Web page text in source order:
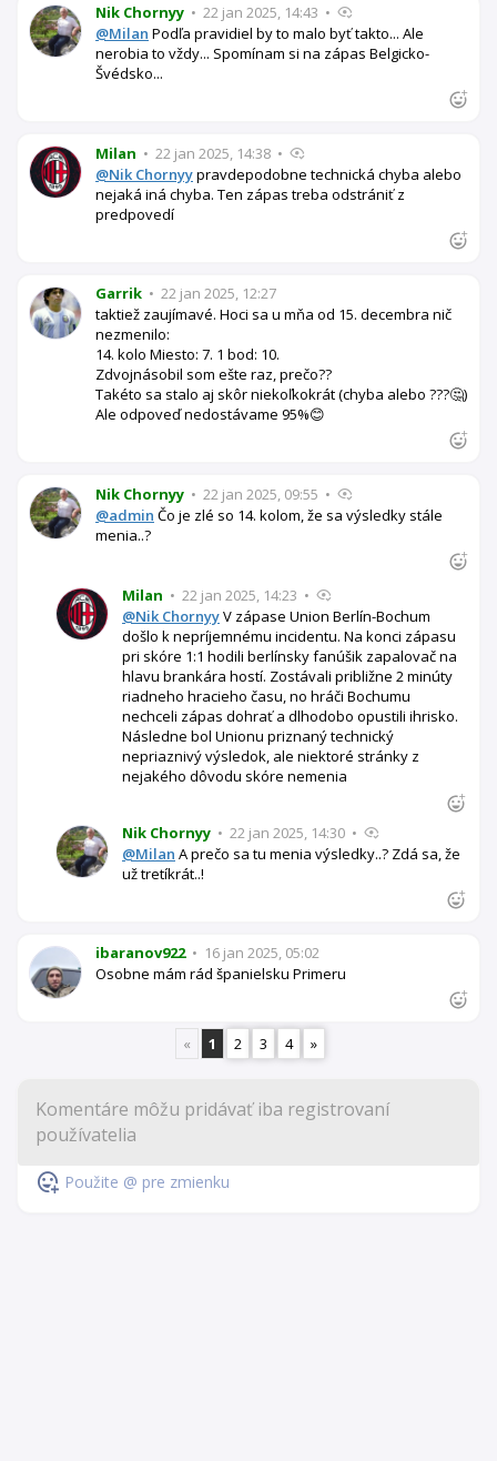
Nik Chornyy • 22 jan 2025, 14:43 •
@Milan Podľa pravidiel by to malo byť takto... Ale
nerobia to vždy... Spomínam si na zápas Belgicko-
Švédsko...
Milan • 22 jan 2025, 14:38 •
@Nik Chornyypravdepodobne technická chyba alebo
nejaká iná chyba. Ten zápas treba odstrániť z
predpovedí
Garrik • 22 jan 2025, 12:27
taktiež zaujímavé. Hoci sa u mňa od 15. decembra nič
nezmenilo:
14. kolo Miesto: 7. 1 bod: 10.
Zdvojnásobil som ešte raz, prečo??
Takéto sa stalo aj skôr niekoľkokrát (chyba alebo ???🤔)
Ale odpoveď nedostávame 95%😊
Nik Chornyy • 22 jan 2025, 09:55 •
@admin Čo je zlé so 14. kolom, že sa výsledky stále
menia..?
Milan • 22 jan 2025, 14:23 •
@Nik ChornyyV zápase Union Berlín-Bochum
došlo k nepríjemnému incidentu. Na konci zápasu
pri skóre 1:1 hodili berlínsky fanúšik zapalovač na
hlavu brankára hostí. Zostávali približne 2 minúty
riadneho hracieho času, no hráči Bochumu
nechceli zápas dohrať a dlhodobo opustili ihrisko.
Následne bol Unionu priznaný technický
nepriaznivý výsledok, ale niektoré stránky z
nejakého dôvodu skóre nemenia
Nik Chornyy • 22 jan 2025, 14:30 •
@Milan A prečo sa tu menia výsledky..? Zdá sa, že
už tretíkrát..!
ibaranov922 • 16 jan 2025, 05:02
Osobne mám rád španielsku Primeru
« 1 2 3 4 »
Použite @ pre zmienku